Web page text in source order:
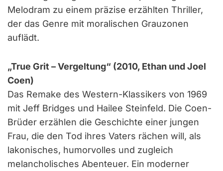
Melodram zu einem präzise erzählten Thriller,
der das Genre mit moralischen Grauzonen
auflädt.
„True Grit – Vergeltung“ (2010, Ethan und Joel
Coen)
Das Remake des Western-Klassikers von 1969
mit Jeff Bridges und Hailee Steinfeld. Die Coen-
Brüder erzählen die Geschichte einer jungen
Frau, die den Tod ihres Vaters rächen will, als
lakonisches, humorvolles und zugleich
melancholisches Abenteuer. Ein moderner